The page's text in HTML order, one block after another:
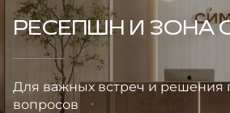
РЕСЕПШН И ЗОНА
Для важных встреч и решения
вопросов